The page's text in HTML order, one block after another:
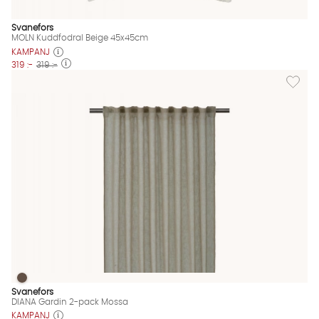
Svanefors
MOLN Kuddfodral Beige 45x45cm
KAMPANJ
319 :- 319 :-
Lägg
DIANA Gardin 2-pack Mossa Finns även i dessa färger:
DIANA Gardin 2-pack Mossa
Svanefors
DIANA Gardin 2-pack Mossa
KAMPANJ